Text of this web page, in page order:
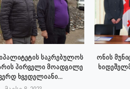
საკრებულოს
პირველი მოადგილე
ხვედელიანი...
ონის